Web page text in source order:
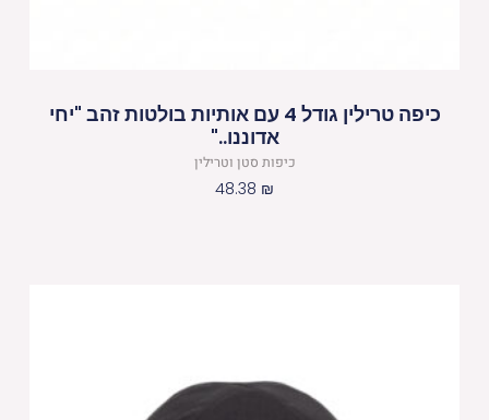
כיפה טרילין גודל 4 עם אותיות בולטות זהב "יחי
אדוננו.."
כיפות סטן וטרילין
48.38 ₪